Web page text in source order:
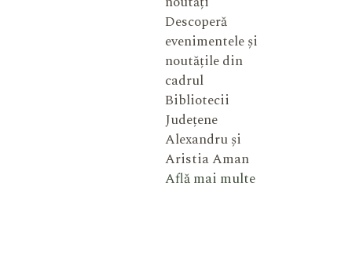
Descoperă
evenimentele și
noutățile din
cadrul
Bibliotecii
Județene
Alexandru și
Aristia Aman
Află mai multe